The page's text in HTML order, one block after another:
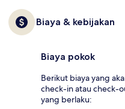
Biaya & kebijakan
Biaya pokok
Berikut biaya yang
check-in atau check-
yang berlaku: